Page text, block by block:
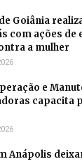
Goiânia
com ações de
a mulher
e
capacita
Anápolis